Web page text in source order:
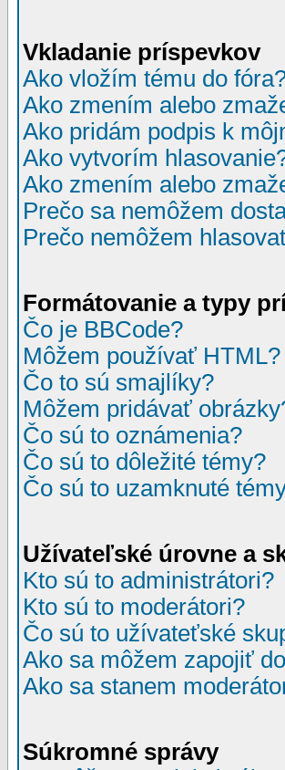
Vkladanie príspevkov
Ako vložím tému do
Ako zmením alebo
Ako pridám podpis k
Ako vytvorím
Ako zmením alebo
Prečo sa nemôžem
Prečo nemôžem
Formátovanie a typy
Čo je BBCode?
Môžem používať HTML?
Čo to sú smajlíky?
Môžem pridávať
Čo sú to oznámenia?
Čo sú to dôležité témy?
Čo sú to uzamknuté
Užívateľské úrovne a
Kto sú to administrátori?
Kto sú to moderátori?
Čo sú to užívateťské
Ako sa môžem zapojiť
Ako sa stanem
Súkromné správy